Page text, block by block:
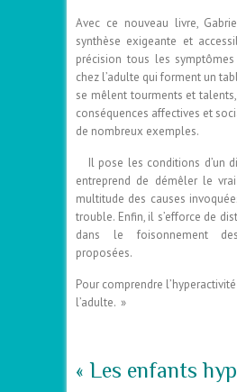
Avec ce nouveau livre,
synthèse exigeante et
précision tous les symptômes
chez l’adulte qui forment un
se mêlent tourments et
conséquences affectives et
de nombreux exemples.
Il pose les conditions d’un
entreprend de démêler le
multitude des causes
trouble. Enfin, il s’efforce de
dans le foisonnement
proposées.
Pour comprendre
l’adulte. »
« Les enfants